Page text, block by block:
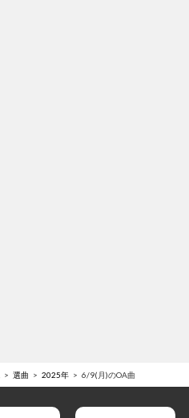
選曲 2025年 6/9(月)のOA曲